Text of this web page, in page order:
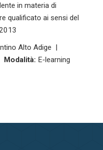
in materia di
qualificato ai sensi del
Alto Adige |
Modalità: E-learning